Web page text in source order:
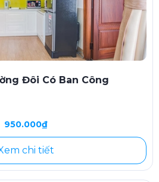
Đôi Có Ban Công
950.000₫
chi tiết